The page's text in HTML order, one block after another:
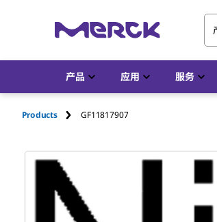
产品 应用 服务
Products GF11817907